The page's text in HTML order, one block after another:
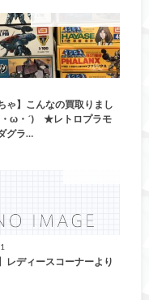
ゃ】こんなの買取りまし
ω・´)ゞ★レトロプラモ
グラ…
レディースコーナーより